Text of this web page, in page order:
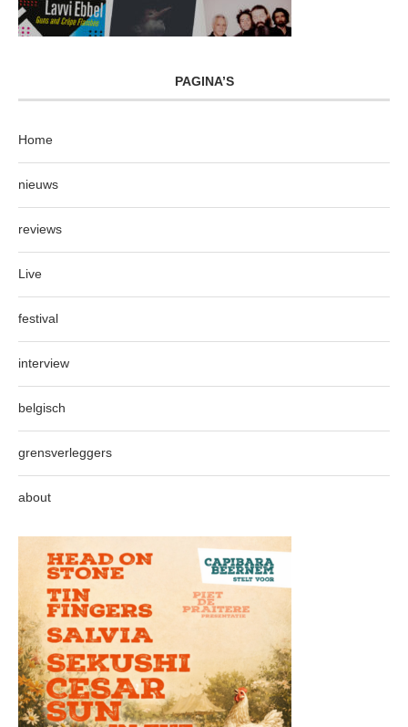
PAGINA’S
Home
nieuws
reviews
Live
festival
interview
belgisch
grensverleggers
about